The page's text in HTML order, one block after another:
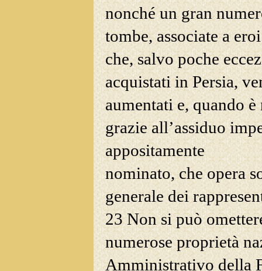
nonché un gran
tombe, associate a
che, salvo poche
acquistati in Persia,
aumentati e, quando è
grazieall’assiduo
appositamente
nominato, che opera
generale dei
23 Non si può
numerose proprietà
Amministrativo della